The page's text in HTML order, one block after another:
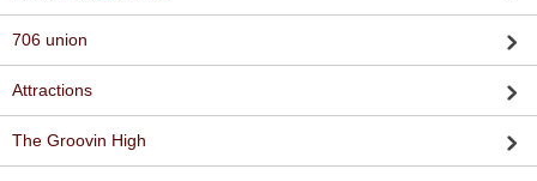
706 union
Attractions
The Groovin High